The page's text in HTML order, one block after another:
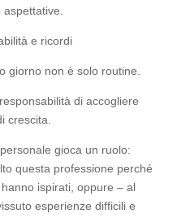
aspettative.
e ricordi
giorno non è solo routine.
di accogliere
crescita.
gioca un ruolo:
questa professione perché
ispirati, oppure – al
esperienze difficili e